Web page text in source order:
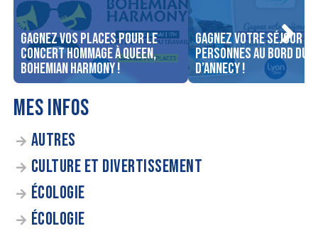
Gagnez vos places pour le
concert Hommage à Queen,
Bohemian Harmony !
Gagnez votre séjour
personnes au bord du
d’Annecy !
MES INFOS
AUTRES
CULTURE ET DIVERTISSEMENT
ÉCOLOGIE
ÉCOLOGIE